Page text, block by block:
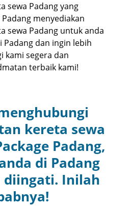
sewa Padang yang
menyediakan
sewa Padang untuk anda
Padang dan ingin lebih
kami segera dan
terbaik kami!
kereta sewa
Padang,
di Padang
diingati. Inilah